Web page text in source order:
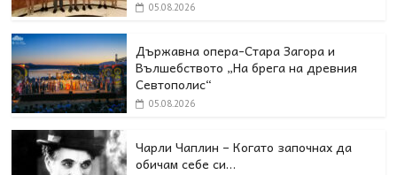
05.08.2026
Държавна опера-Стара Загора и
Вълшебството „На брега на древния
Севтополис“
05.08.2026
Чарли Чаплин – Когато започнах да
обичам себе си…